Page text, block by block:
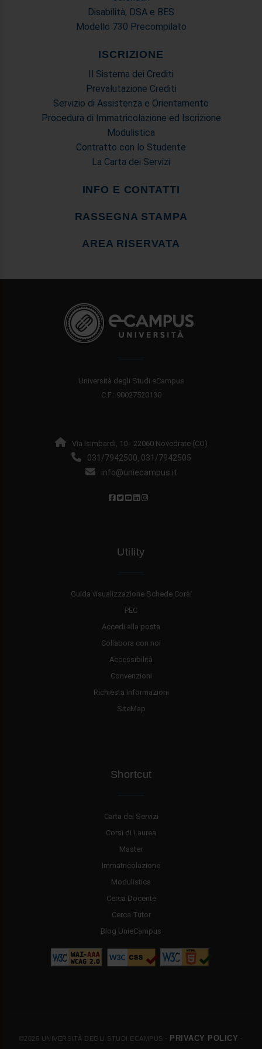
Disabilità, DSA e BES
Modello 730 Precompilato
ISCRIZIONE
Il Sistema dei Crediti
Prevalutazione Crediti
Servizio di Assistenza e Orientamento
Procedura di Immatricolazione ed Iscrizione
Modulistica
Contratto con lo Studente
La Carta dei Servizi
INFO E CONTATTI
RASSEGNA STAMPA
AREA RISERVATA
Università degli Studi eCampus
C.F.: 90027520130
Via Isimbardi, 10 - 22060 Novedrate (CO)
031/7942500, 031/7942505
info@uniecampus.it
Utility
Guida visualizzazione Schede Corsi
PEC
Accedi alla posta
Collabora con noi
Accessibilità
Convenzioni
Richiesta Informazioni
SiteMap
Shortcut
Carta dei Servizi
Corsi di Laurea
Master
Immatricolazione
Modulistica
Cerca Docente
Cerca Tutor
Blog UnieCampus
©2026 UNIVERSITÀ DEGLI STUDI ECAMPUS - PRIVACY POLICY -